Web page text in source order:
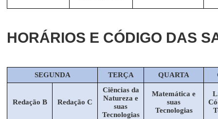
HORÁRIOS E CÓDIGO DAS
SEGUNDA TERÇA QUARTA
Redação B Redação C
Ciências da
Natureza e
suas
Tecnologias
Matemática e
suas
Tecnologias